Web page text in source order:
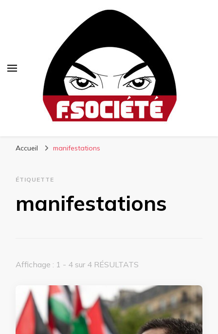
Accueil manifestations
ÉTIQUETTE
manifestations
Affichage : 1 - 4 sur 4 RÉSULTATS